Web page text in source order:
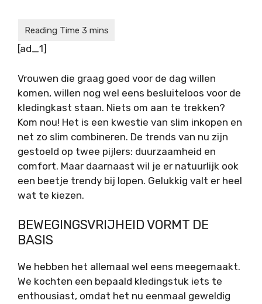
[ad_1]
Vrouwen die graag goed voor de dag willen
komen, willen nog wel eens besluiteloos voor de
kledingkast staan. Niets om aan te trekken?
Kom nou! Het is een kwestie van slim inkopen en
net zo slim combineren. De trends van nu zijn
gestoeld op twee pijlers: duurzaamheid en
comfort. Maar daarnaast wil je er natuurlijk ook
een beetje trendy bij lopen. Gelukkig valt er heel
wat te kiezen.
BEWEGINGSVRIJHEID VORMT DE
BASIS
We hebben het allemaal wel eens meegemaakt.
We kochten een bepaald kledingstuk iets te
enthousiast, omdat het nu eenmaal geweldig